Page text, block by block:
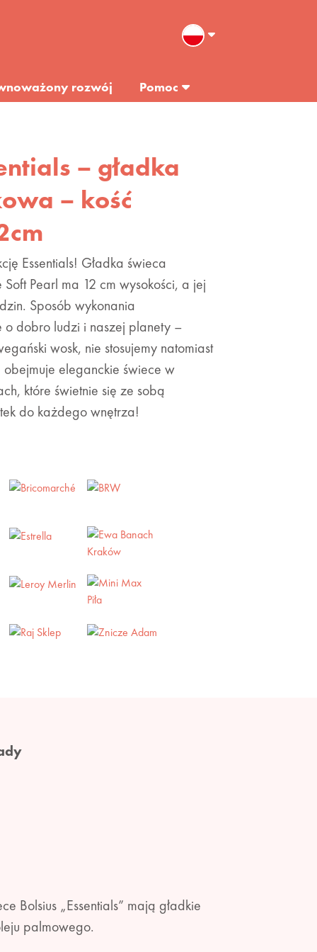
rozwój Pomoc
– gładka
– kość
Essentials! Gładka świeca
Pearl ma 12 cm wysokości, a jej
Sposób wykonania
dobro ludzi i naszej planety –
wosk, nie stosujemy natomiast
eleganckie świece w
które świetnie się ze sobą
do każdego wnętrza!
Bolsius „Essentials” mają gładkie
palmowego.